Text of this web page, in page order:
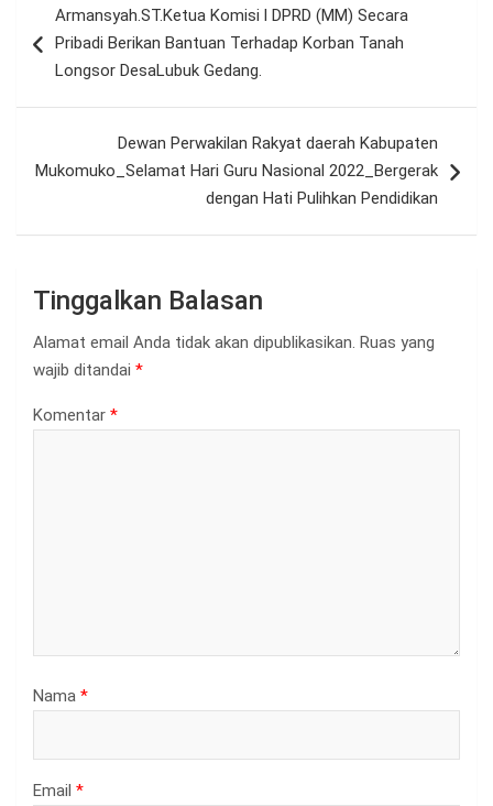
posArmansyah.ST.Ketua Komisi l DPRD (MM) Secara
Pribadi Berikan Bantuan Terhadap Korban Tanah
Longsor DesaLubuk Gedang.
Dewan Perwakilan Rakyat daerah Kabupaten
Mukomuko_Selamat Hari Guru Nasional 2022_Bergerak
dengan Hati Pulihkan Pendidikan
Tinggalkan Balasan
Alamat email Anda tidak akan dipublikasikan. Ruas yang
wajib ditandai *
Komentar *
Nama *
Email *